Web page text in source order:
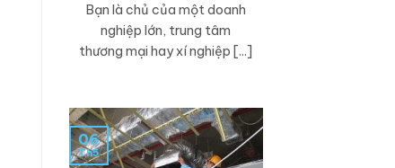
Bạn là chủ của một doanh
nghiệp lớn, trung tâm
thương mại hay xí nghiệp [...]
06
Th5